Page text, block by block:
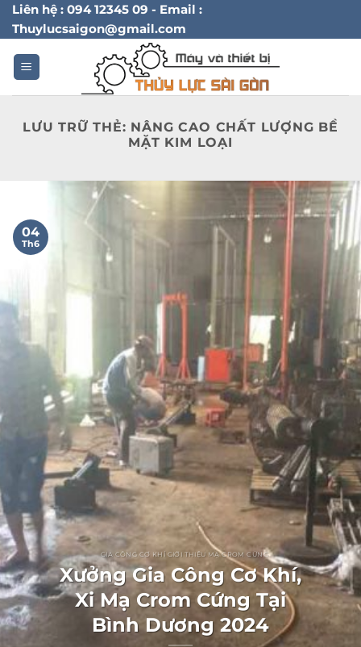
Bỏ
qua
dung
Liên hệ : 094 12345 09 - Email :
Thuylucsaigon@gmail.com
LƯU TRỮ THẺ: NÂNG CAO CHẤT LƯỢNG BỀ
MẶT KIM LOẠI
GIA CÔNG CƠ KHÍ GIỚI THIỆU MẠ CROM CỨNG
Xưởng Gia Công Cơ Khí,
Xi Mạ Crom Cứng Tại
Bình Dương 2024
04
Th6